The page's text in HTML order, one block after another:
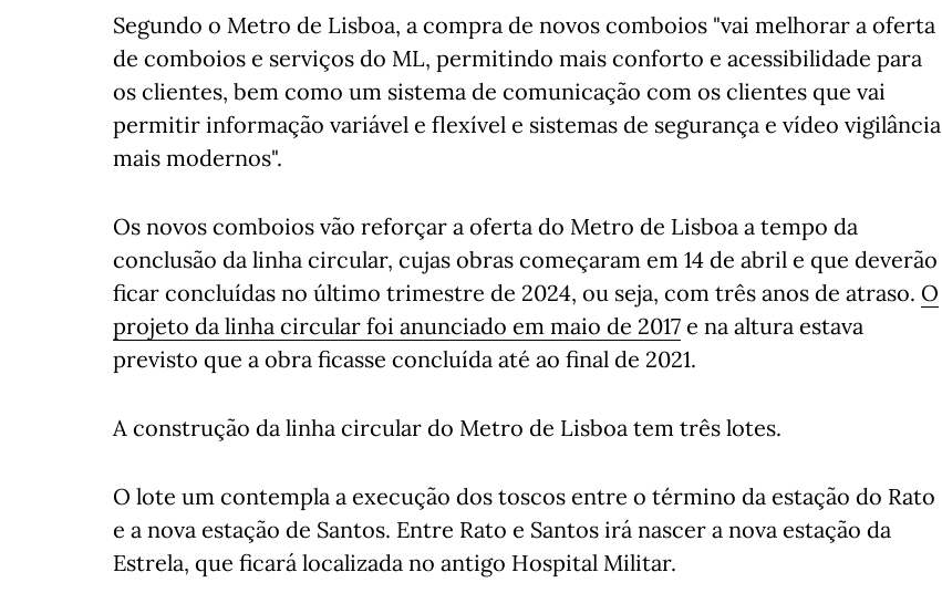
Segundo o Metro de Lisboa, a compra de novos comboios "vai melhorar a oferta
de comboios e serviços do ML, permitindo mais conforto e acessibilidade para
os clientes, bem como um sistema de comunicação com os clientes que vai
permitir informação variável e flexível e sistemas de segurança e vídeo vigilância
mais modernos".
Os novos comboios vão reforçar a oferta do Metro de Lisboa a tempo da
conclusão da linha circular, cujas obras começaram em 14 de abril e que deverão
ficar concluídas no último trimestre de 2024, ou seja, com três anos de atraso. O
projeto da linha circular foi anunciado em maio de 2017 e na altura estava
previsto que a obra ficasse concluída até ao final de 2021.
A construção da linha circular do Metro de Lisboa tem três lotes.
O lote um contempla a execução dos toscos entre o término da estação do Rato
e a nova estação de Santos. Entre Rato e Santos irá nascer a nova estação da
Estrela, que ficará localizada no antigo Hospital Militar.